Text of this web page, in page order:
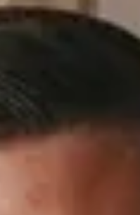
årsredovisning. Närmast kommer Paulina från 3F Media Group AB
där hon arbetade som
dagliga